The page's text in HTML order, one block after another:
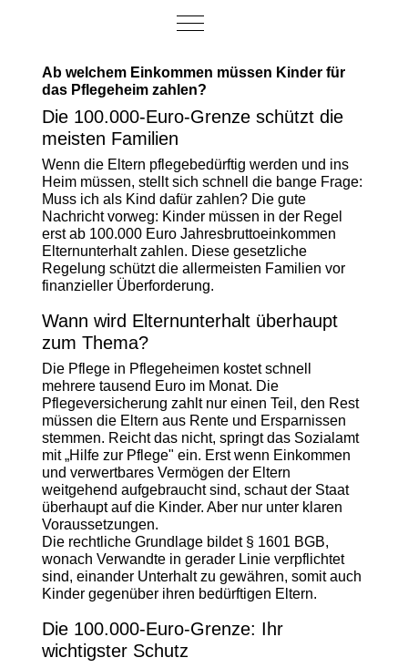
Mobile Menu Toggle
Ab welchem Einkommen müssen Kinder für
das Pflegeheim zahlen?
Die 100.000-Euro-Grenze schützt die
meisten Familien
Wenn die Eltern pflegebedürftig werden und ins
Heim müssen, stellt sich schnell die bange Frage:
Muss ich als Kind dafür zahlen? Die gute
Nachricht vorweg: Kinder müssen in der Regel
erst ab 100.000 Euro Jahresbruttoeinkommen
Elternunterhalt zahlen. Diese gesetzliche
Regelung schützt die allermeisten Familien vor
finanzieller Überforderung.
Wann wird Elternunterhalt überhaupt
zum Thema?
Die Pflege in Pflegeheimen kostet schnell
mehrere tausend Euro im Monat. Die
Pflegeversicherung zahlt nur einen Teil, den Rest
müssen die Eltern aus Rente und Ersparnissen
stemmen. Reicht das nicht, springt das Sozialamt
mit „Hilfe zur Pflege" ein. Erst wenn Einkommen
und verwertbares Vermögen der Eltern
weitgehend aufgebraucht sind, schaut der Staat
überhaupt auf die Kinder. Aber nur unter klaren
Voraussetzungen.
Die rechtliche Grundlage bildet § 1601 BGB,
wonach Verwandte in gerader Linie verpflichtet
sind, einander Unterhalt zu gewähren, somit auch
Kinder gegenüber ihren bedürftigen Eltern.
Die 100.000-Euro-Grenze: Ihr
wichtigster Schutz